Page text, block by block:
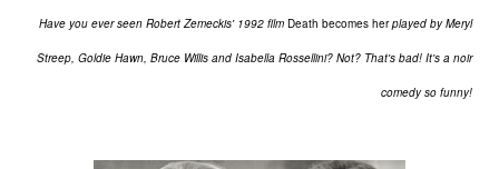
Have you ever seen Robert Zemeckis' 1992 film Death becomes herplayed by Meryl
Streep, Goldie Hawn, Bruce Willis and Isabella Rossellini? Not? That's bad! It's a noir
comedy so funny!